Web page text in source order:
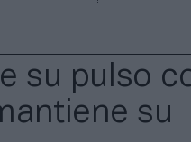
su pulso
su